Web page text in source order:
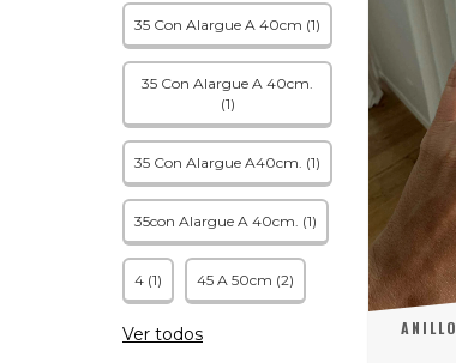
35 Con Alargue A 40cm (1)
35 Con Alargue A 40cm.
(1)
35 Con Alargue A40cm. (1)
35con Alargue A 40cm. (1)
4 (1) 45 A 50cm (2)
Ver todos